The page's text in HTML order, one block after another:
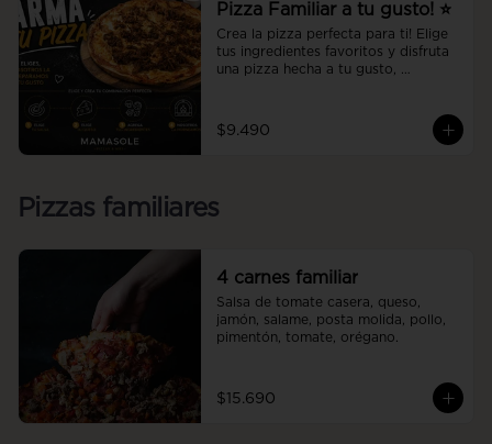
Pizza Familiar a tu gusto! ⭐
Crea la pizza perfecta para ti! Elige
tus ingredientes favoritos y disfruta
una pizza hecha a tu gusto,
$9.490
Pizzas familiares
4 carnes familiar
Salsa de tomate casera, queso,
jamón, salame, posta molida, pollo,
pimentón, tomate, orégano.
$15.690